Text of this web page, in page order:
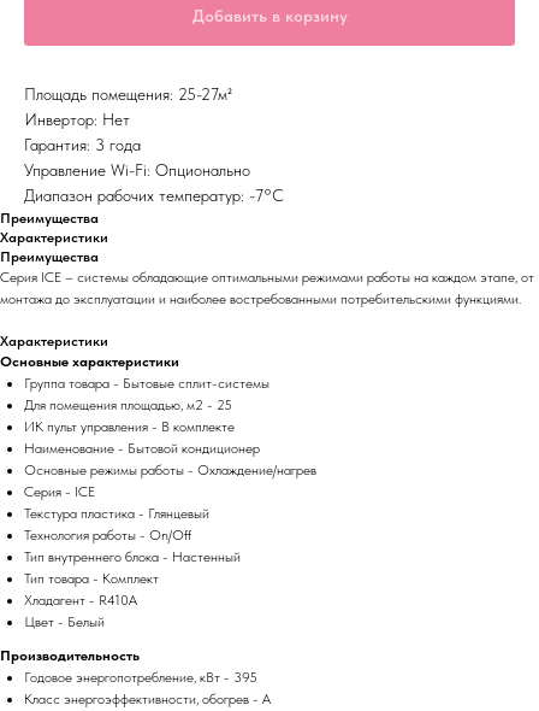
Добавить в корзину
Площадь помещения: 25-27м²
Инвертор: Нет
Гарантия: 3 года
Управление Wi-Fi: Опционально
Диапазон рабочих температур: -7°С
Преимущества
Характеристики
Преимущества
Серия ICE – системы обладающие оптимальными режимами работы на каждом этапе, от
монтажа до эксплуатации и наиболее востребованными потребительскими функциями.
Характеристики
Основные характеристики
Группа товара - Бытовые сплит-системы
Для помещения площадью, м2 - 25
ИК пульт управления - В комплекте
Наименование - Бытовой кондиционер
Основные режимы работы - Охлаждение/нагрев
Серия - ICE
Текстура пластика - Глянцевый
Технология работы - On/Off
Тип внутреннего блока - Настенный
Тип товара - Комплект
Хладагент - R410A
Цвет - Белый
Производительность
Годовое энергопотребление, кВт - 395
Класс энергоэффективности, обогрев - A